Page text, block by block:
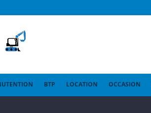
BTP LOCATION OCCASION